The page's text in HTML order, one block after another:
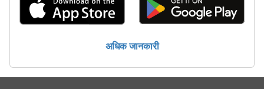
अधिक जानकारी